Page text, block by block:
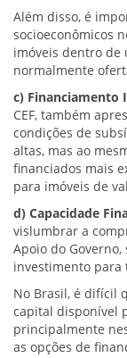
Além disso, é
socioeconômicos
imóveis dentro de
normalmente
c) Financiamento
CEF, também
condições de
altas, mas ao
financiados mais
para imóveis de
d) Capacidade
vislumbrar a
Apoio do
investimento para
No Brasil, é difícil
capital disponível
principalmente
as opções de